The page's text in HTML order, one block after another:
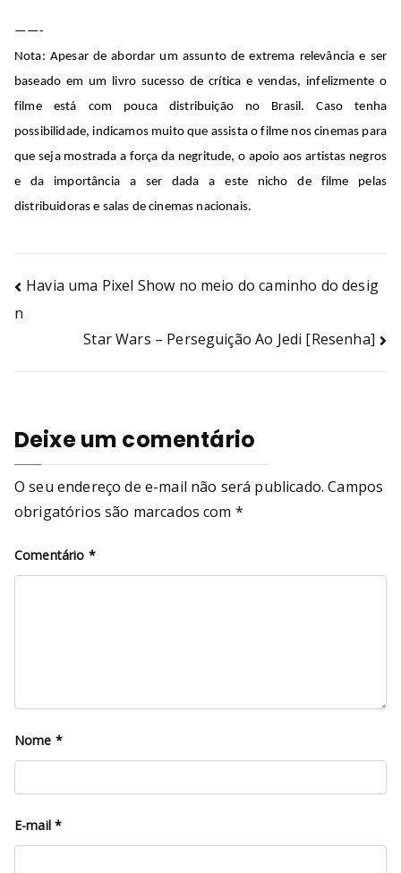
——-
Nota: Apesar de abordar um assunto de extrema relevância e ser
baseado em um livro sucesso de crítica e vendas, infelizmente o
filme está com pouca distribuição no Brasil. Caso tenha
possibilidade, indicamos muito que assista o filme nos cinemas para
que seja mostrada a força da negritude, o apoio aos artistas negros
e da importância a ser dada a este nicho de filme pelas
distribuidoras e salas de cinemas nacionais.
Havia uma Pixel Show no meio do caminho do desig
n
Star Wars – Perseguição Ao Jedi [Resenha]
Deixe um comentário
O seu endereço de e-mail não será publicado. Campos
obrigatórios são marcados com *
Comentário *
Nome *
E-mail*